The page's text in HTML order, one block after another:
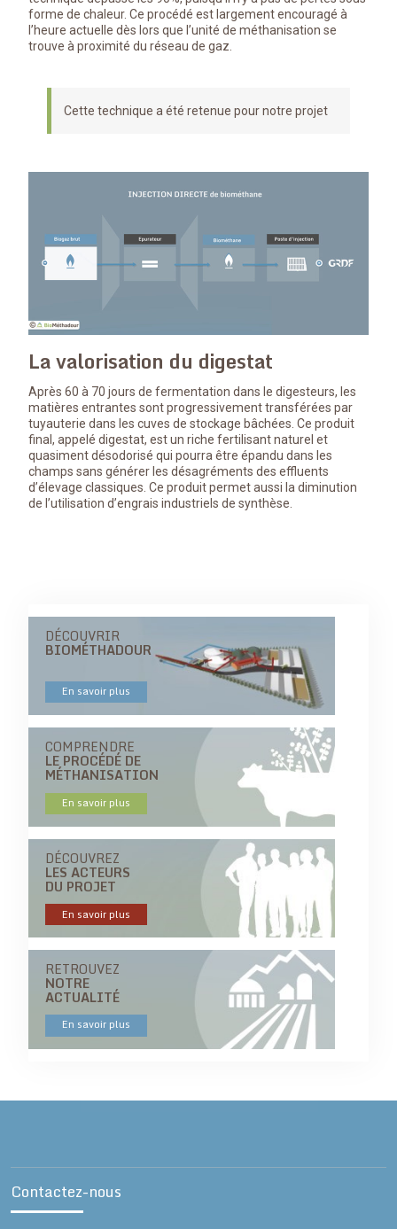
forme de chaleur. Ce procédé est largement encouragé à
l’heure actuelle dès lors que l’unité de méthanisation se
trouve à proximité du réseau de gaz.
Cette technique a été retenue pour notre projet
La valorisation du digestat
Après 60 à 70 jours de fermentation dans le digesteurs, les
matières entrantes sont progressivement transférées par
tuyauterie dans les cuves de stockage bâchées. Ce produit
final, appelé digestat, est un riche fertilisant naturel et
quasiment désodorisé qui pourra être épandu dans les
champs sans générer les désagréments des effluents
d’élevage classiques. Ce produit permet aussi la diminution
de l’utilisation d’engrais industriels de synthèse.
DÉCOUVRIR
BIOMÉTHADOUR
En savoir plus
COMPRENDRE
LE PROCÉDÉ DE
MÉTHANISATION
En savoir plus
DÉCOUVREZ
LES ACTEURS
DU PROJET
En savoir plus
RETROUVEZ
NOTRE
ACTUALITÉ
En savoir plus
Contactez-nous